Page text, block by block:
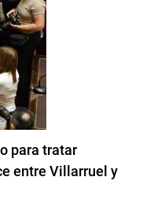
para tratar
entre Villarruel y